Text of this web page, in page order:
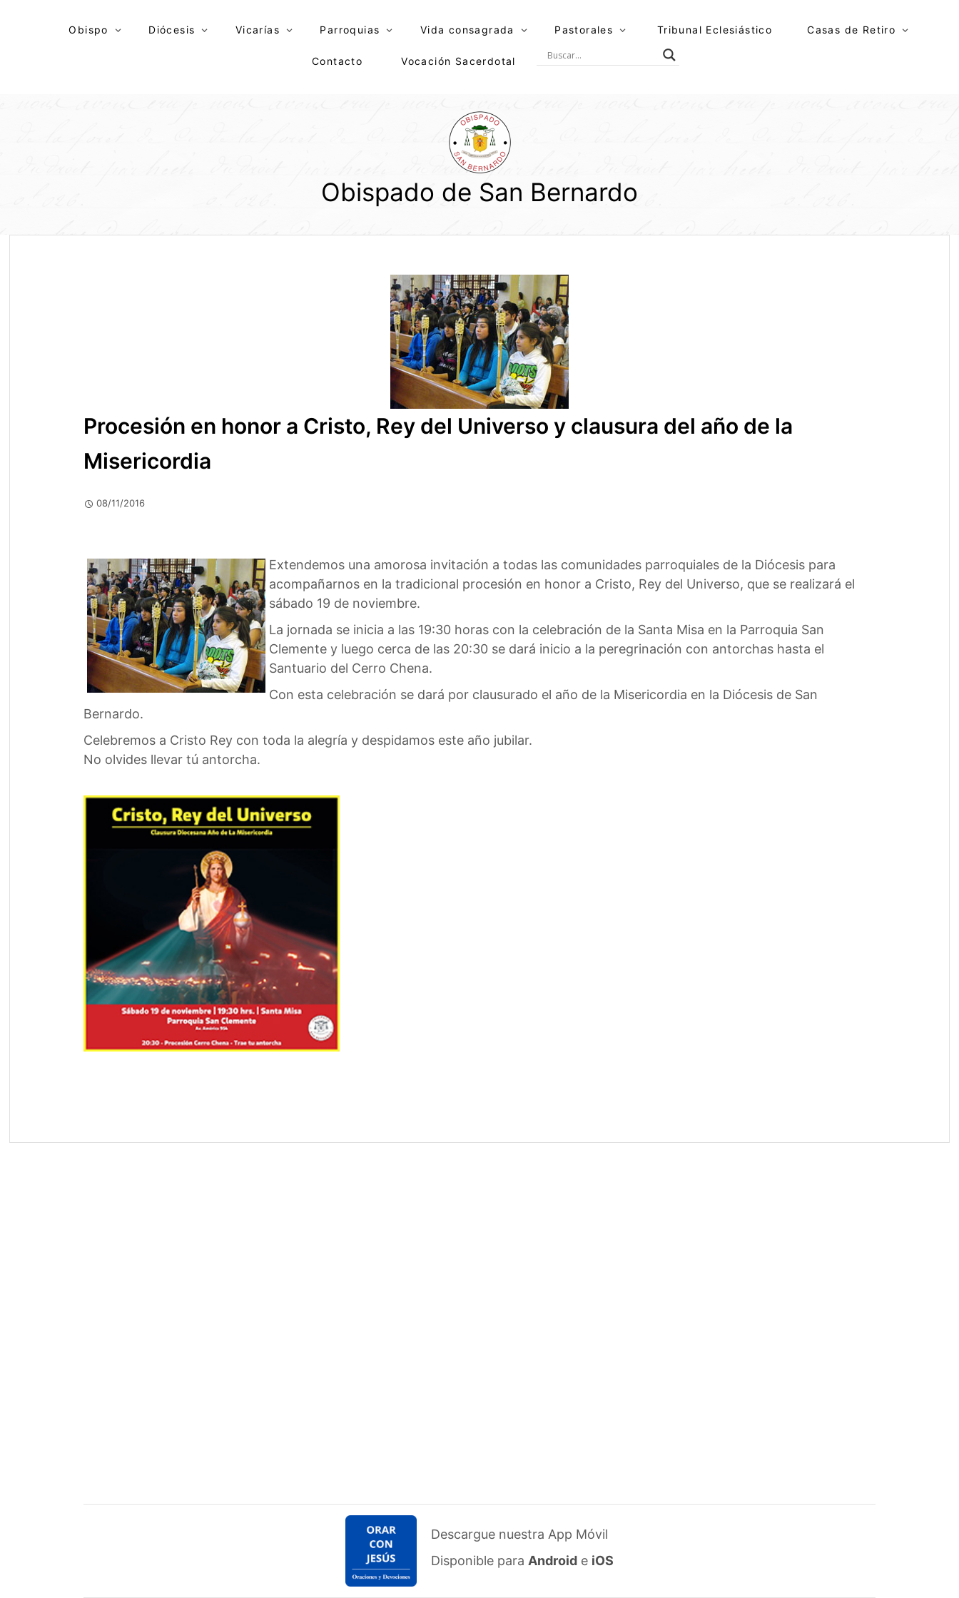
Obispo Diócesis Vicarías Parroquias Vida consagrada Pastorales Tribunal Eclesiástico Casas de Retiro
Contacto Vocación Sacerdotal
Obispado de San Bernardo
Procesión en honor a Cristo, Rey del Universo y clausura del año de la
Misericordia
08/11/2016
Extendemos una amorosa invitación a todas las comunidades parroquiales de la Diócesis para
acompañarnos en la tradicional procesión en honor a Cristo, Rey del Universo, que se realizará el
sábado 19 de noviembre.
La jornada se inicia a las 19:30 horas con la celebración de la Santa Misa en la Parroquia San
Clemente y luego cerca de las 20:30 se dará inicio a la peregrinación con antorchas hasta el
Santuario del Cerro Chena.
Con esta celebración se dará por clausurado el año de la Misericordia en la Diócesis de San
Bernardo.
Celebremos a Cristo Rey con toda la alegría y despidamos este año jubilar.
No olvides llevar tú antorcha.
Descargue nuestra App Móvil
Disponible para Android e iOS